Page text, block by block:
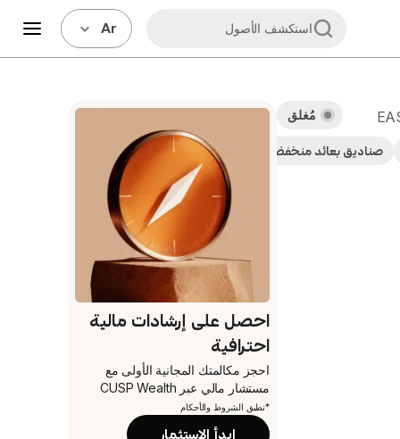
استكشف الأصول Ar
صناديق بعائد منخفض رسوم إدارة تتراوح بين 0.2% - 0.5%
مُغلق
احصل على إرشادات مالية
احترافية
احجز مكالمتك المجانية الأولى مع
مستشار مالي عبر CUSP Wealth
*تطبق الشروط والأحكام
ابدأ الاستثمار